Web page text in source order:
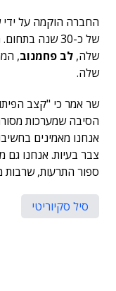
החברה הוקמה על ידי
של כ-30 שנה בתחום. השלושה הם
שלה, לב פחמנוב,
שלה.
שר אמר כי "קצב
אנחנו מאמינים
צבר בעיות. אנחנו גם
ספור התרעות, שרבות
סיל סקיוריטי